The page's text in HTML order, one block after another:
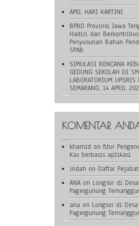
APEL HARI KARTINI
BPBD Provinsi Jawa
Hadiri dan
Penyusunan Bahan
SPAB
SIMULASI BENCANA
GEDUNG SEKOLAH DI
LABORATORIUM UPGRIS
SEMARANG, 14 APRIL
KOMENTAR
khamid on fitur
Kas berbasis aplikasi
indah on Daftar Pejabat
ANA on Longsor di Desa
Pagergunung
ana on Longsor di Desa
Pagergunung